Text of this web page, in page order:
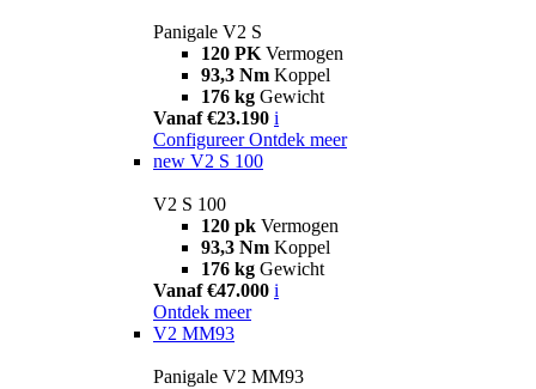
Panigale V2 S
120 PK Vermogen
93,3 Nm Koppel
176 kg Gewicht
Vanaf €23.190 i
Configureer Ontdek meer
new V2 S 100
V2 S 100
120 pk Vermogen
93,3 Nm Koppel
176 kg Gewicht
Vanaf €47.000 i
Ontdek meer
V2 MM93
Panigale V2 MM93